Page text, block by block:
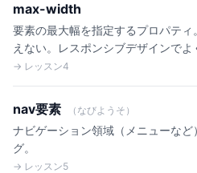
max-width
要素の最大幅を指定するプロパテ
えない。レスポンシブデザインでよ
→ レッスン4
nav要素 （なびようそ）
ナビゲーション領域（メニューな
グ。
→ レッスン5